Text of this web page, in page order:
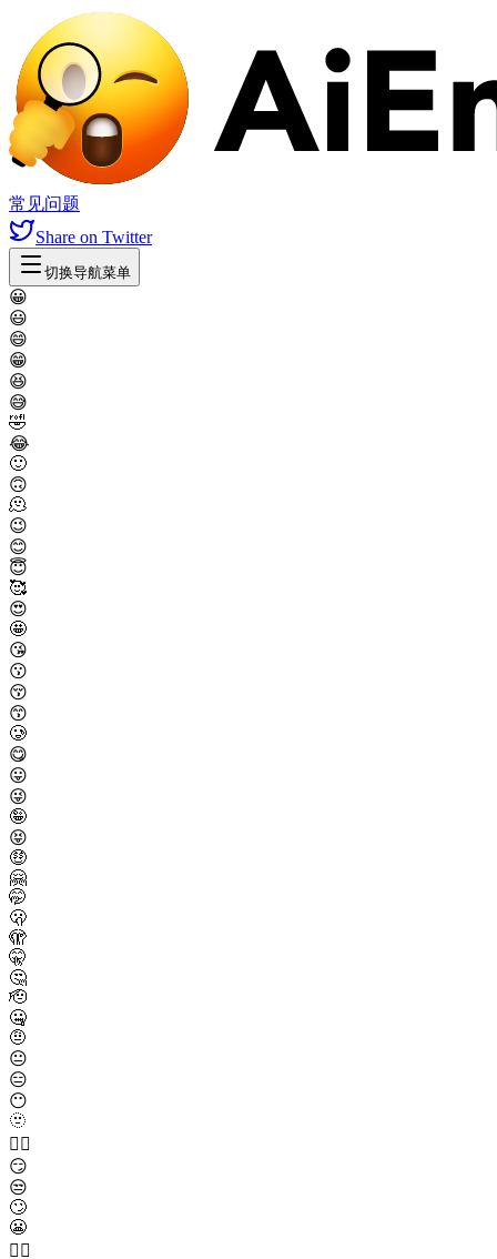
常见问题
Share on Twitter
切换导航菜单
😀
😃
😄
😁
😆
😅
🤣
😂
🙂
🙃
🫠
😉
😊
😇
🥰
😍
🤩
😘
😗
😚
😙
🥲
😋
😛
😜
🤪
😝
🤑
🤗
🤭
🫢
🫣
🤫
🤔
🫡
🤐
🤨
😐
😑
😶
🫥
😶‍🌫️
😏
😒
🙄
😬
😮‍💨